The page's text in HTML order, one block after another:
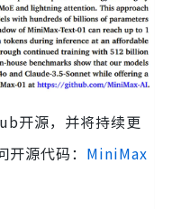
开源，并将持续更
源代码： MiniMax